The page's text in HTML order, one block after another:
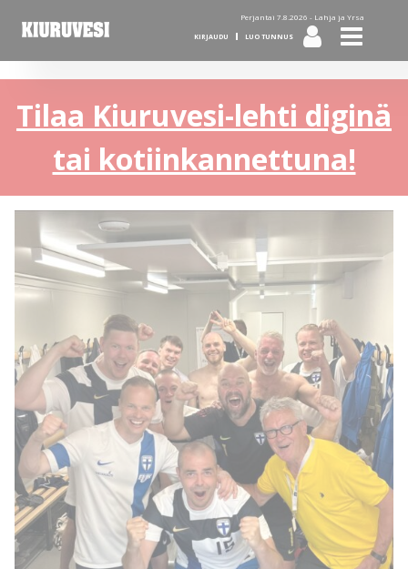
Perjantai 7.8.2026 - Lahja ja Yrsa
KIRJAUDU LUO TUNNUS
Tilaa Kiuruvesi-lehti diginä
tai kotiinkannettuna!